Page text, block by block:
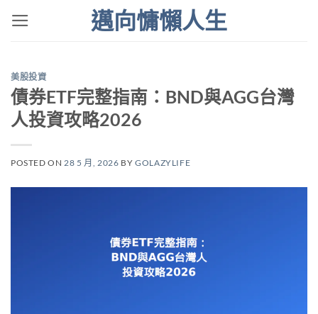
邁向慵懶人生
美股投資
債券ETF完整指南：BND與AGG台灣
人投資攻略2026
POSTED ON28 5 月, 2026 BYGOLAZYLIFE